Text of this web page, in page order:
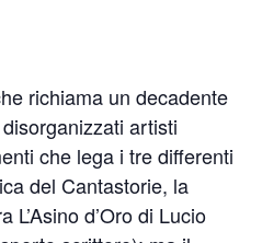
richiama un decadente
artisti
che lega i tre differenti
del Cantastorie, la
L’Asino d’Oro di Lucio